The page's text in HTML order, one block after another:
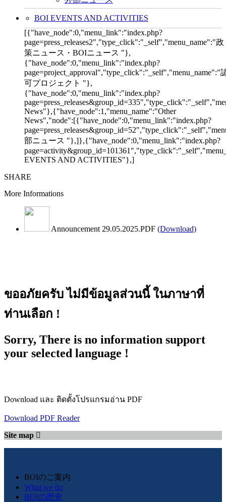
BOI EVENTS AND ACTIVITIES
[{"have_node":0,"menu_link":"index.php?
page=press_releases2","type_click":"_self","menu_name":"政
策ニュース・BOIニュース "},
{"have_node":0,"menu_link":"index.php?
page=project_approval","type_click":"_self","menu_name":"
可プロジェクト "},
{"have_node":0,"menu_link":"index.php?
News"},{"have_node":1,"menu_name":"Other
News","node":[{"have_node":0,"menu_link":"index.php?
部ニュース "},]},{"have_node":0,"menu_link":"index.php?
EVENTS AND ACTIVITIES"},]
SHARE
More Informations
Announcement 29.05.2025.PDF (Download)
ขออภัยครับ ไม่มีข้อมูลส่วนนี้ ในภาษาที่
ท่านเลือก !
Sorry, There is no information support
your selected language !
Download และ ติดตั้งโปรแกรมอ่าน PDF
Download PDF Reader
Site map
BOIのご案内
What we do
BOIの歴史